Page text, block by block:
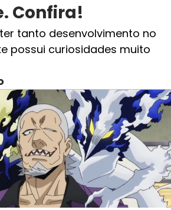
Confira!
tanto desenvolvimento no
possui curiosidades muito